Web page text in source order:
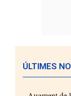
ÚLTIMES